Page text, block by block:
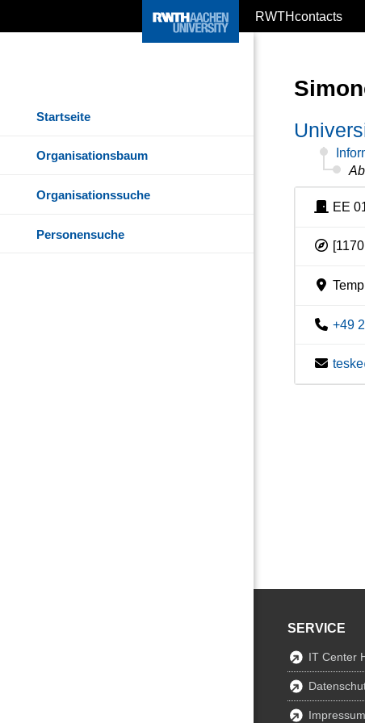
RWTHcontacts
Startseite
Organisationsbaum
Organisationssuche
Personensuche
EE
+49
SERVICE
IT Center
Impressum